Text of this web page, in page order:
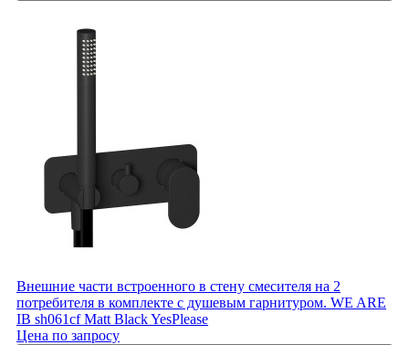
Внешние части встроенного в стену смесителя на 2
потребителя в комплекте с душевым гарнитуром. WE ARE
IB sh061cf Matt Black YesPlease
Цена по запросу